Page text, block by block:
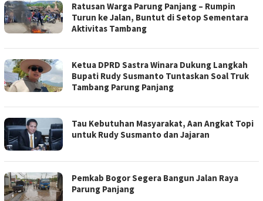
Ratusan Warga Parung Panjang – Rumpin
Turun ke Jalan, Buntut di Setop Sementara
Aktivitas Tambang
Ketua DPRD Sastra Winara Dukung Langkah
Bupati Rudy Susmanto Tuntaskan Soal Truk
Tambang Parung Panjang
Tau Kebutuhan Masyarakat, Aan Angkat Topi
untuk Rudy Susmanto dan Jajaran
Pemkab Bogor Segera Bangun Jalan Raya
Parung Panjang